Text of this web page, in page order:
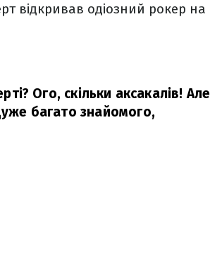
відкривав одіозний рокер на
Ого, скільки аксакалів! Але
багато знайомого,